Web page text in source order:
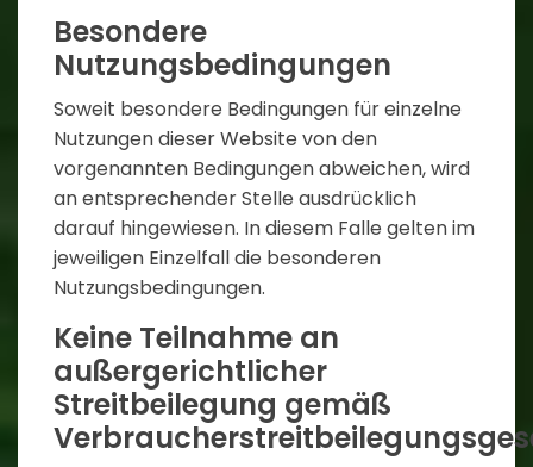
Besondere
Nutzungsbedingungen
Soweit besondere Bedingungen für einzelne
Nutzungen dieser Website von den
vorgenannten Bedingungen abweichen, wird
an entsprechender Stelle ausdrücklich
darauf hingewiesen. In diesem Falle gelten im
jeweiligen Einzelfall die besonderen
Nutzungsbedingungen.
Keine Teilnahme an
außergerichtlicher
Streitbeilegung gemäß